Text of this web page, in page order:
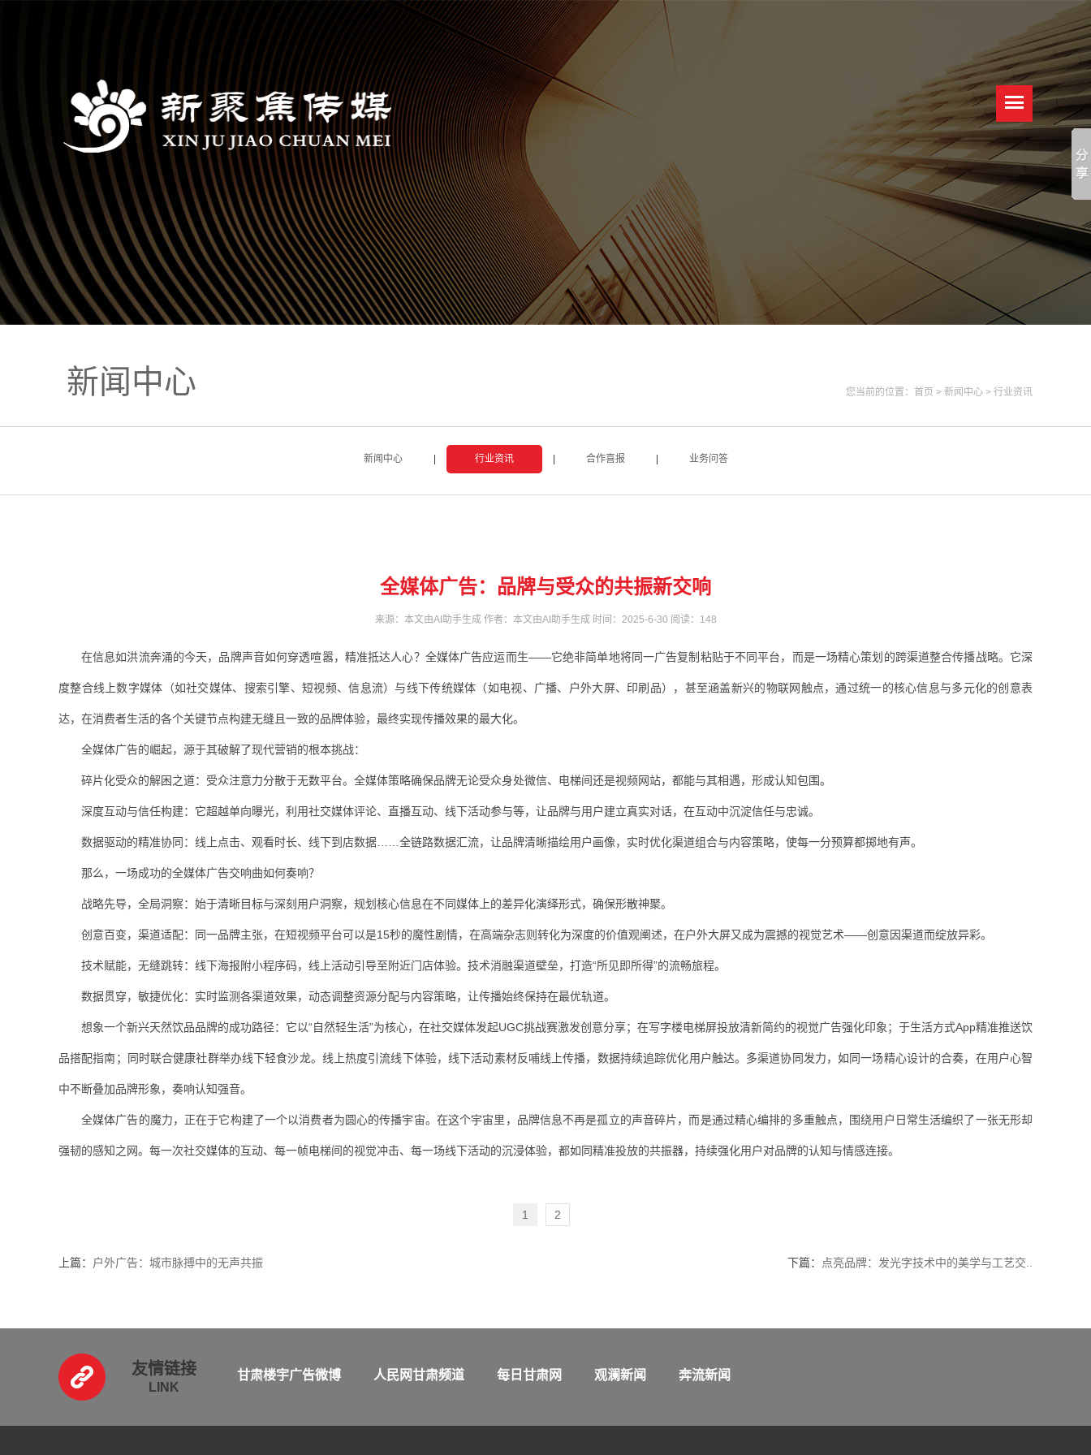
新闻中心 您当前的位置： 首页 > 新闻中心 > 行业资讯
新闻中心 行业资讯 合作喜报 业务问答
全媒体广告：品牌与受众的共振新交响
来源：本文由AI助手生成 作者：本文由AI助手生成 时间：2025-6-30 阅读： 148
在信息如洪流奔涌的今天，品牌声音如何穿透喧嚣，精准抵达人心？全媒体广告应运而生——它绝非简单地将同一广告复制粘贴于不同平台，而是一场精心策划的跨渠道整合传播战略。它深
度整合线上数字媒体（如社交媒体、搜索引擎、短视频、信息流）与线下传统媒体（如电视、广播、户外大屏、印刷品），甚至涵盖新兴的物联网触点，通过统一的核心信息与多元化的创意表
达，在消费者生活的各个关键节点构建无缝且一致的品牌体验，最终实现传播效果的最大化。
全媒体广告的崛起，源于其破解了现代营销的根本挑战：
碎片化受众的解困之道：受众注意力分散于无数平台。全媒体策略确保品牌无论受众身处微信、电梯间还是视频网站，都能与其相遇，形成认知包围。
深度互动与信任构建：它超越单向曝光，利用社交媒体评论、直播互动、线下活动参与等，让品牌与用户建立真实对话，在互动中沉淀信任与忠诚。
数据驱动的精准协同：线上点击、观看时长、线下到店数据……全链路数据汇流，让品牌清晰描绘用户画像，实时优化渠道组合与内容策略，使每一分预算都掷地有声。
那么，一场成功的全媒体广告交响曲如何奏响？
战略先导，全局洞察：始于清晰目标与深刻用户洞察，规划核心信息在不同媒体上的差异化演绎形式，确保形散神聚。
创意百变，渠道适配：同一品牌主张，在短视频平台可以是15秒的魔性剧情，在高端杂志则转化为深度的价值观阐述，在户外大屏又成为震撼的视觉艺术——创意因渠道而绽放异彩。
技术赋能，无缝跳转：线下海报附小程序码，线上活动引导至附近门店体验。技术消融渠道壁垒，打造“所见即所得”的流畅旅程。
数据贯穿，敏捷优化：实时监测各渠道效果，动态调整资源分配与内容策略，让传播始终保持在最优轨道。
想象一个新兴天然饮品品牌的成功路径：它以“自然轻生活”为核心，在社交媒体发起UGC挑战赛激发创意分享；在写字楼电梯屏投放清新简约的视觉广告强化印象；于生活方式App精准推送饮
品搭配指南；同时联合健康社群举办线下轻食沙龙。线上热度引流线下体验，线下活动素材反哺线上传播，数据持续追踪优化用户触达。多渠道协同发力，如同一场精心设计的合奏，在用户心智
中不断叠加品牌形象，奏响认知强音。
全媒体广告的魔力，正在于它构建了一个以消费者为圆心的传播宇宙。在这个宇宙里，品牌信息不再是孤立的声音碎片，而是通过精心编排的多重触点，围绕用户日常生活编织了一张无形却
强韧的感知之网。每一次社交媒体的互动、每一帧电梯间的视觉冲击、每一场线下活动的沉浸体验，都如同精准投放的共振器，持续强化用户对品牌的认知与情感连接。
1 2
上篇： 户外广告：城市脉搏中的无声共振 下篇： 点亮品牌：发光字技术中的美学与工艺交..
友情链接
LINK
甘肃楼宇广告微博 人民网甘肃频道 每日甘肃网 观澜新闻 奔流新闻